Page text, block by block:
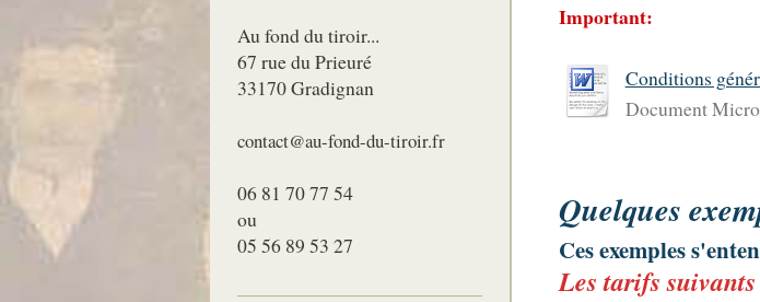
Au fond du tiroir...
67 rue du Prieuré
33170 Gradignan
contact@au-fond-du-tiroir.fr
06 81 70 77 54
ou
05 56 89 53 27
Important:
Conditions
Document
Quelques
Ces exemples
Les tarifs